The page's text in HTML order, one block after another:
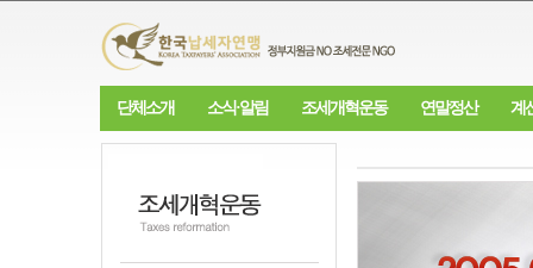
단체소개 소식·알림 조세개혁운동 연말정산 계